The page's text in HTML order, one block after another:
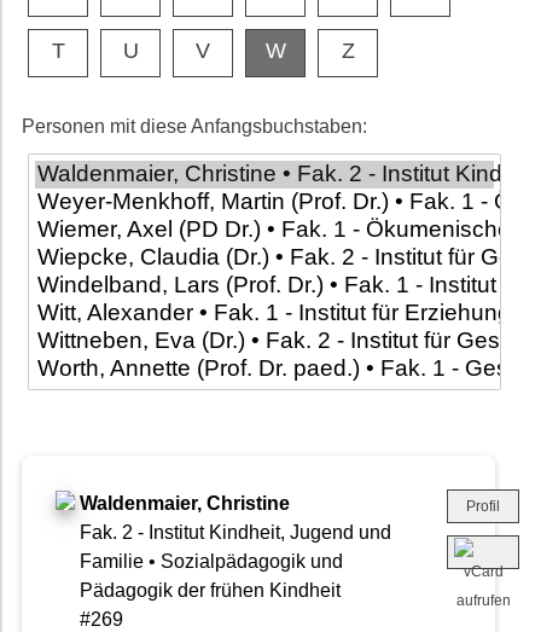
T U V W Z
Personen mit diese Anfangsbuchstaben:
Waldenmaier, Christine
Fak. 2 - Institut Kindheit, Jugend und
Familie • Sozialpädagogik und
Pädagogik der frühen Kindheit
#269
Profil